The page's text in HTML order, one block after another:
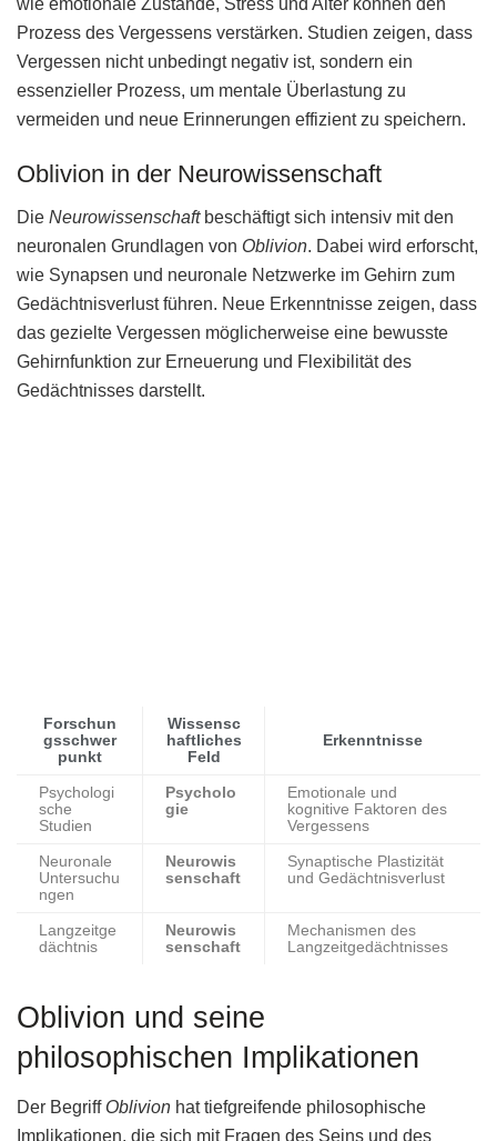
Prozess des Vergessens verstärken. Studien zeigen, dass
Vergessen nicht unbedingt negativ ist, sondern ein
essenzieller Prozess, um mentale Überlastung zu
vermeiden und neue Erinnerungen effizient zu speichern.
Oblivion in der Neurowissenschaft
Die Neurowissenschaftbeschäftigt sich intensiv mit den
neuronalen Grundlagen von Oblivion. Dabei wird erforscht,
wie Synapsen und neuronale Netzwerke im Gehirn zum
Gedächtnisverlust führen. Neue Erkenntnisse zeigen, dass
das gezielte Vergessen möglicherweise eine bewusste
Gehirnfunktion zur Erneuerung und Flexibilität des
Gedächtnisses darstellt.
Forschun
gsschwer
punkt
Wissensc
haftliches
Feld
Erkenntnisse
Psychologi
sche
Studien
Psycholo
gie
Emotionale und
kognitive Faktoren des
Vergessens
Neuronale
Untersuchu
ngen
Neurowis
senschaft
Synaptische Plastizität
und Gedächtnisverlust
Langzeitge
dächtnis
Neurowis
senschaft
Mechanismen des
Langzeitgedächtnisses
Oblivion und seine
philosophischen Implikationen
Der Begriff Oblivion hat tiefgreifende philosophische
Implikationen, die sich mit Fragen des Seins und des